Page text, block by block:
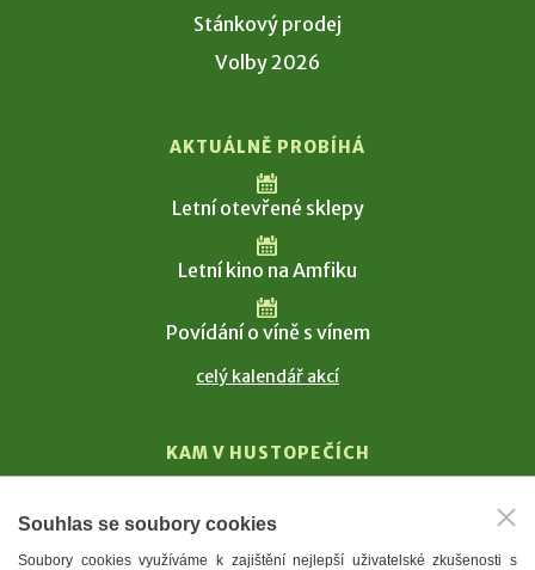
Stánkový prodej
Volby 2026
AKTUÁLNĚ PROBÍHÁ
Letní otevřené sklepy
Letní kino na Amfiku
Povídání o víně s vínem
celý kalendář akcí
KAM V HUSTOPEČÍCH
T. G. Masaryk
Souhlas se soubory cookies
Soubory cookies využíváme k zajištění nejlepší uživatelské zkušenosti s